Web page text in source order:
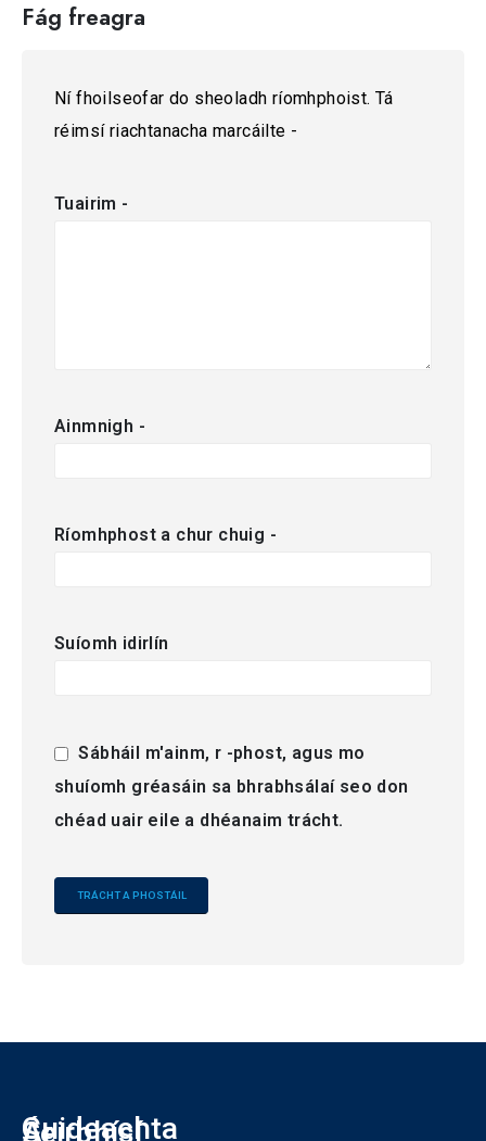
Fág freagra
Ní fhoilseofar do sheoladh ríomhphoist. Tá
réimsí riachtanacha marcáilte -
Tuairim -
Ainmnigh -
Ríomhphost a chur chuig -
Suíomh idirlín
Sábháil m'ainm, r -phost, agus mo
shuíomh gréasáin sa bhrabhsálaí seo don
chéad uair eile a dhéanaim trácht.
Cuideachta
Ár
Seirbhísí